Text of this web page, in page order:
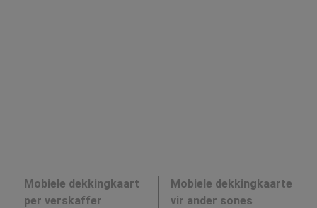
Mobiele dekkingkaart
per verskaffer
Mobiele dekkingkaarte
vir ander sones